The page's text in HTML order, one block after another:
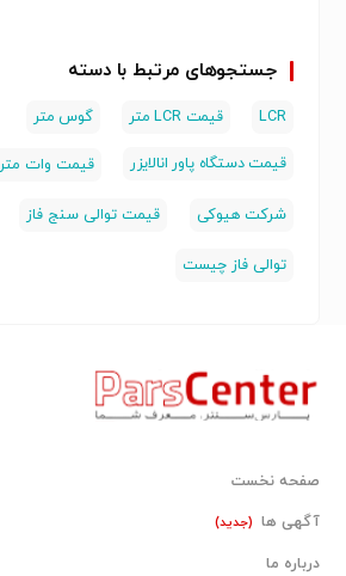
جستجوهای مرتبط با دسته
LCR قیمت LCR متر گوس متر
قیمت دستگاه پاور انالایزر قیمت وات متر
شرکت هیوکی قیمت توالی سنج فاز
توالی فاز چیست
صفحه نخست
آگهی ها (جدید)
درباره ما